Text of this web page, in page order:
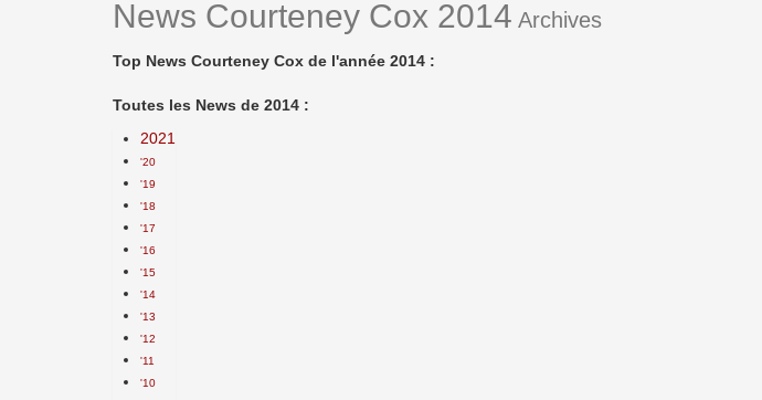
News Courteney Cox 2014 Archives
Top News Courteney Cox de l'année 2014 :
Toutes les News de 2014 :
2021
'20
'19
'18
'17
'16
'15
'14
'13
'12
'11
'10